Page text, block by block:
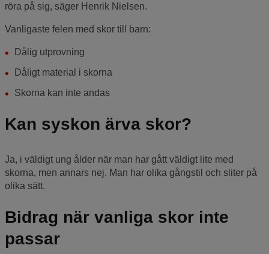
röra på sig, säger Henrik Nielsen.
Vanligaste felen med skor till barn:
Dålig utprovning
Dåligt material i skorna
Skorna kan inte andas
Kan syskon ärva skor?
Ja, i väldigt ung ålder när man har gått väldigt lite med
skorna, men annars nej. Man har olika gångstil och sliter på
olika sätt.
Bidrag när vanliga skor inte
passar